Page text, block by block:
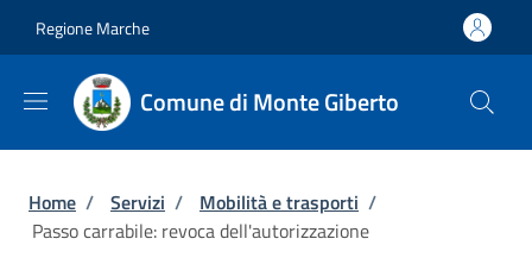
Regione Marche
Comune di Monte Giberto
Briciole di pane
Home / Servizi / Mobilità e trasporti /
Passo carrabile: revoca dell'autorizzazione